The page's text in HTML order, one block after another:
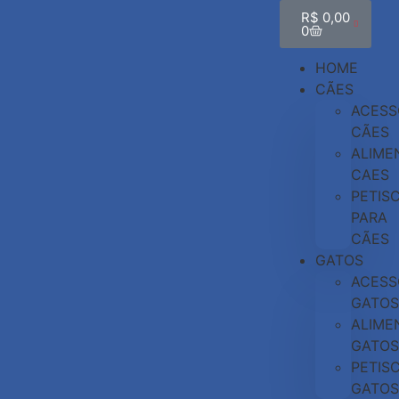
R$ 0,00
0
HOME
CÃES
CÃES
CAES
PARA
CÃES
GATOS
GATOS
GATOS
GATOS